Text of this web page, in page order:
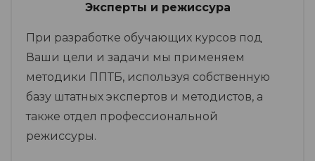
Эксперты и режиссура
При разработке обучающих курсов под
Ваши цели и задачи мы применяем
методики ППТБ, используя собственную
базу штатных экспертов и методистов, а
также отдел профессиональной
режиссуры.